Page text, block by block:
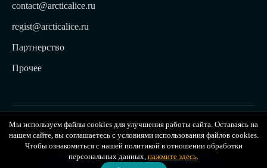
contact@arcticalice.ru
regist@arcticalice.ru
Партнерство
Прочее
© 2022-2026 Издательство Арктики Лёд. Все права
защищены. Издательство Arctic Ice
Публичная оферта|Политика конфиденциальности
Мы используем файлы cookies для улучшения работы сайта. Оставаясь на
нашем сайте, вы соглашаетесь с условиями использования файлов cookies.
Чтобы ознакомиться с нашей политикой в отношении обработки
персональных данных, нажмите здесь.